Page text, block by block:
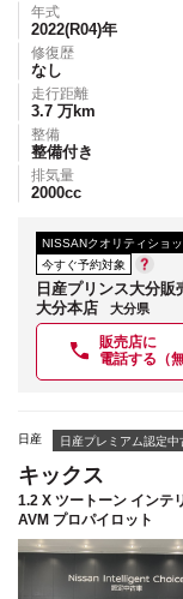
年式
2022(R04)年
修復歴
なし
走行距離
3.7 万km
整備
整備付き
排気量
2000cc
NISSANクオリティショ
今すぐ予約対象
日産プリンス大分販
大分本店
大分県
販売店に
電話する（無
日産 日産プレミアム認定中
キックス
1.2 X ツートーン インテ
AVM プロパイロット